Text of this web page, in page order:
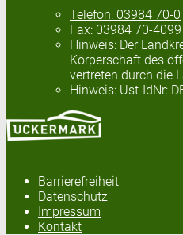
Telefon: 03984 70-0
Fax: 03984 70-4099
Hinweis: Der
Körperschaft des
vertreten durch die
Hinweis: Ust-IdNr:
Barrierefreiheit
Datenschutz
Impressum
Kontakt